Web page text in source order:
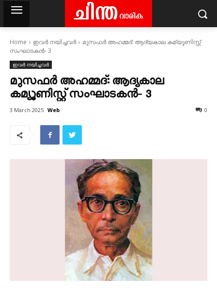
Home ഇവർ നയിച്ചവർ
മുസഫർ അഹമ്മദ്‌: ആദ്യകാല കമ്യൂണിസ്റ്റ്‌
സംഘാടകൻ‐ 3
ഇവർ നയിച്ചവർ
മുസഫർ അഹമ്മദ്‌: ആദ്യകാല
കമ്യൂണിസ്റ്റ്‌ സംഘാടകൻ‐ 3
3 March 2025 Web 0